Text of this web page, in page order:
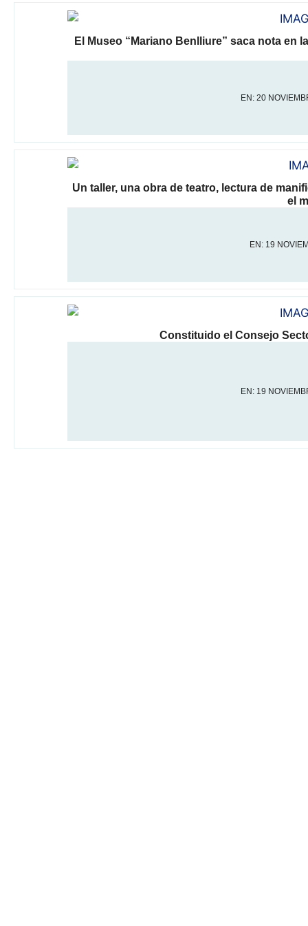
El Museo “Mariano Benlliure” saca nota en
EN: 20
Un taller, una obra de teatro, lectura de
el
EN: 19
Constituido el Consejo
EN: 19